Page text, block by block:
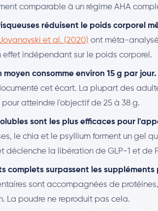
comparable à un régime AHA
réduisent le poids corporel
et al. (2020) ont méta-
effet indépendant sur le poids corporel.
moyen consomme environ 15 g par jour.
cet écart. La plupart des
pour atteindre l'objectif de 25 à 38 g.
sont les plus efficaces pour
le chia et le psyllium forment un gel
déclenche la libération de GLP-1 et de
complets surpassent les
sont accompagnées de
La poudre ne reproduit pas cela.